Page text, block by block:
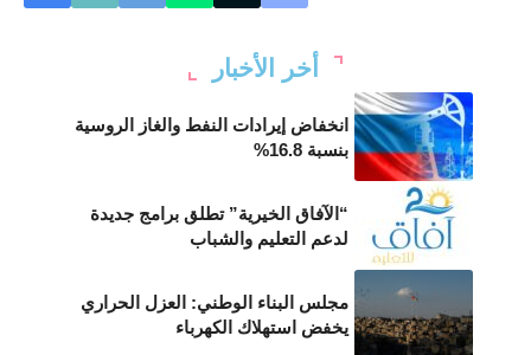
أخر الأخبار
انخفاض إيرادات النفط والغاز الروسية
بنسبة 16.8%
“الآفاق الخيرية” تطلق برامج جديدة
لدعم التعليم والشباب
مجلس البناء الوطني: العزل الحراري
يخفض استهلاك الكهرباء